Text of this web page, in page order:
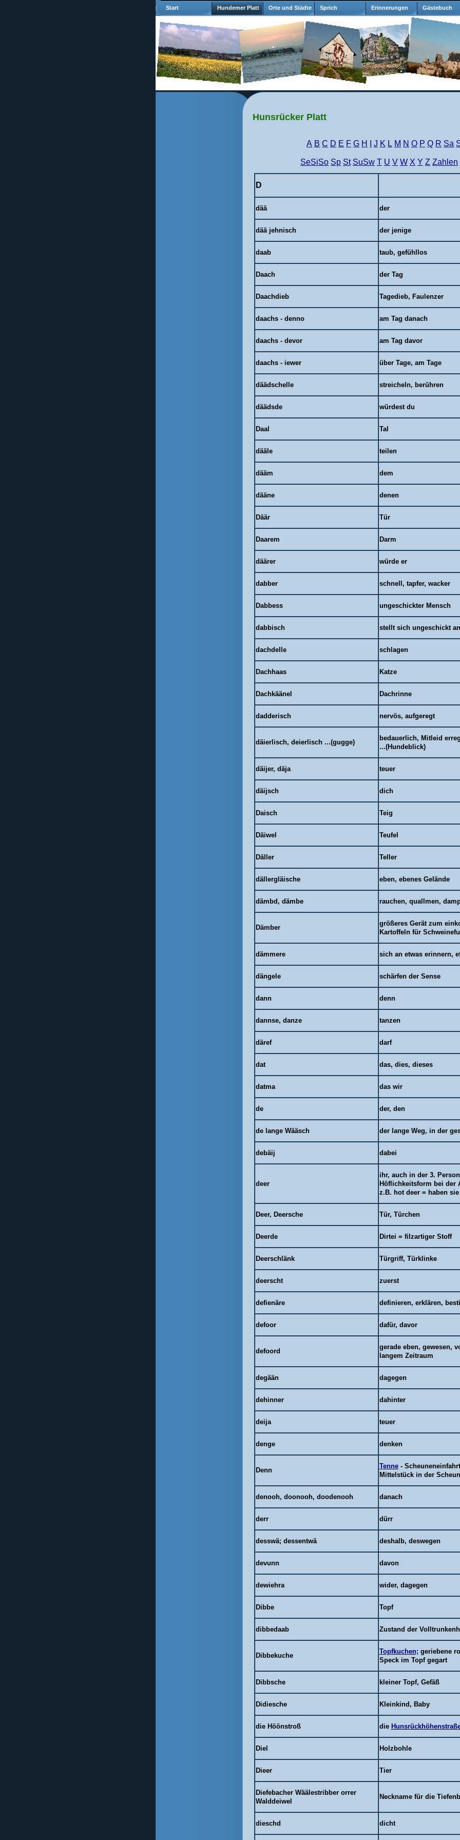
Start Hundemer Platt Orte und Städte Sprich Erinnerungen Gästebuch
Hunsrücker Platt
A B C D E F G H J K L M N O P Q R Sa
SeSiSo Sp St SuSw T U V W X Y Z Zahlen
D
dää der
dää jehnisch der jenige
daab taub, gefühllos
Daach der Tag
Daachdieb Tagedieb, Faulenzer
daachs- denno am Tag danach
daachs- devor am Tag davor
daachs- iewer über Tage, am Tage
däädschelle streicheln, berühren
däädsde würdest du
Daal Tal
dääle teilen
dääm dem
dääne denen
Däär Tür
Daarem Darm
däärer würde er
dabber schnell, tapfer, wacker
Dabbess ungeschickter Mensch
dabbisch stellt sich ungeschickt an
dachdelle schlagen
Dachhaas Katze
Dachkäänel Dachrinne
dadderisch nervös, aufgeregt
däierlisch, deierlisch ...(gugge)
bedauerlich, Mitleid
...(Hundeblick)
däijer, däja teuer
däijsch dich
Daisch Teig
Däiwel Teufel
Däller Teller
dällergläische eben, ebenes Gelände
dämbd , dämbe rauchen, quallmen,
Dämber
größeres Gerät zum
Kartoffeln für
dämmere sich an etwas erinnern,
dängele schärfen der Sense
dann denn
dannse, danze tanzen
däref darf
dat das, dies, dieses
datma das wir
de der, den
de lange Wääsch der lange Weg, in der
debäij dabei
deer
ihr, auch in der 3.
Höflichkeitsform bei der
z.B. hot deer= haben sie
Deer, Deersche Tür, Türchen
Deerde Dirtei = filzartiger Stoff
Deerschlänk Türgriff, Türklinke
deerscht zuerst
defienäre definieren, erklären,
defoor dafür, davor
defoord
gerade eben, gewesen,
langem Zeitraum
degään dagegen
dehinner dahinter
deija teuer
denge denken
Denn
Tenne-
Mittelstück in der
denooh, doonooh, doodenooh danach
derr dürr
desswä; dessentwä deshalb, deswegen
devunn davon
dewiehra wider, dagegen
Dibbe Topf
dibbedaab Zustand der
Dibbekuche
Topfkuchen; geriebene
Speck im Topf gegart
Dibbsche kleiner Topf, Gefäß
Didiesche Kleinkind, Baby
die Höönstroß die
Diel Holzbohle
Dieer Tier
Diefebacher Wäälestribber orrer
Walddeiwel
Neckname für die
dieschd dicht